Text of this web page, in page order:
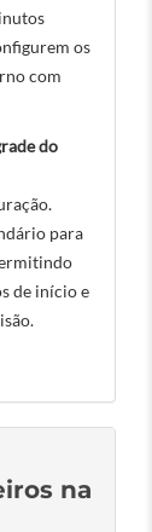
os
com
do
para
de início e
na